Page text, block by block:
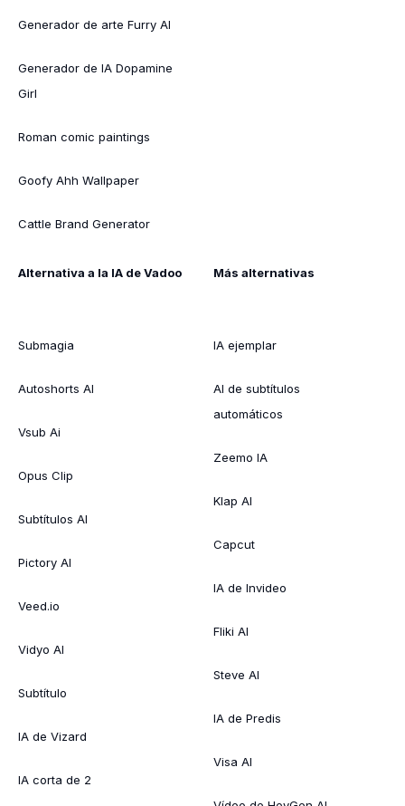
Generador de arte Furry AI
Generador de IA Dopamine
Girl
Roman comic paintings
Goofy Ahh Wallpaper
Cattle Brand Generator
Alternativa a la IA de Vadoo
Submagia
Autoshorts AI
Vsub Ai
Opus Clip
Subtítulos AI
Pictory AI
Veed.io
Vidyo AI
Subtítulo
IA de Vizard
IA corta de 2
Más alternativas
IA ejemplar
AI de subtítulos
automáticos
Zeemo IA
Klap AI
Capcut
IA de Invideo
Fliki AI
Steve AI
IA de Predis
Visa AI